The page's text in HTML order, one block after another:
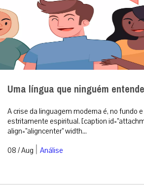
Uma língua que ninguém entende
A crise da linguagem moderna é, no fundo
estritamente espiritual. [caption
align=”aligncenter” width...
08 / Aug | Análise